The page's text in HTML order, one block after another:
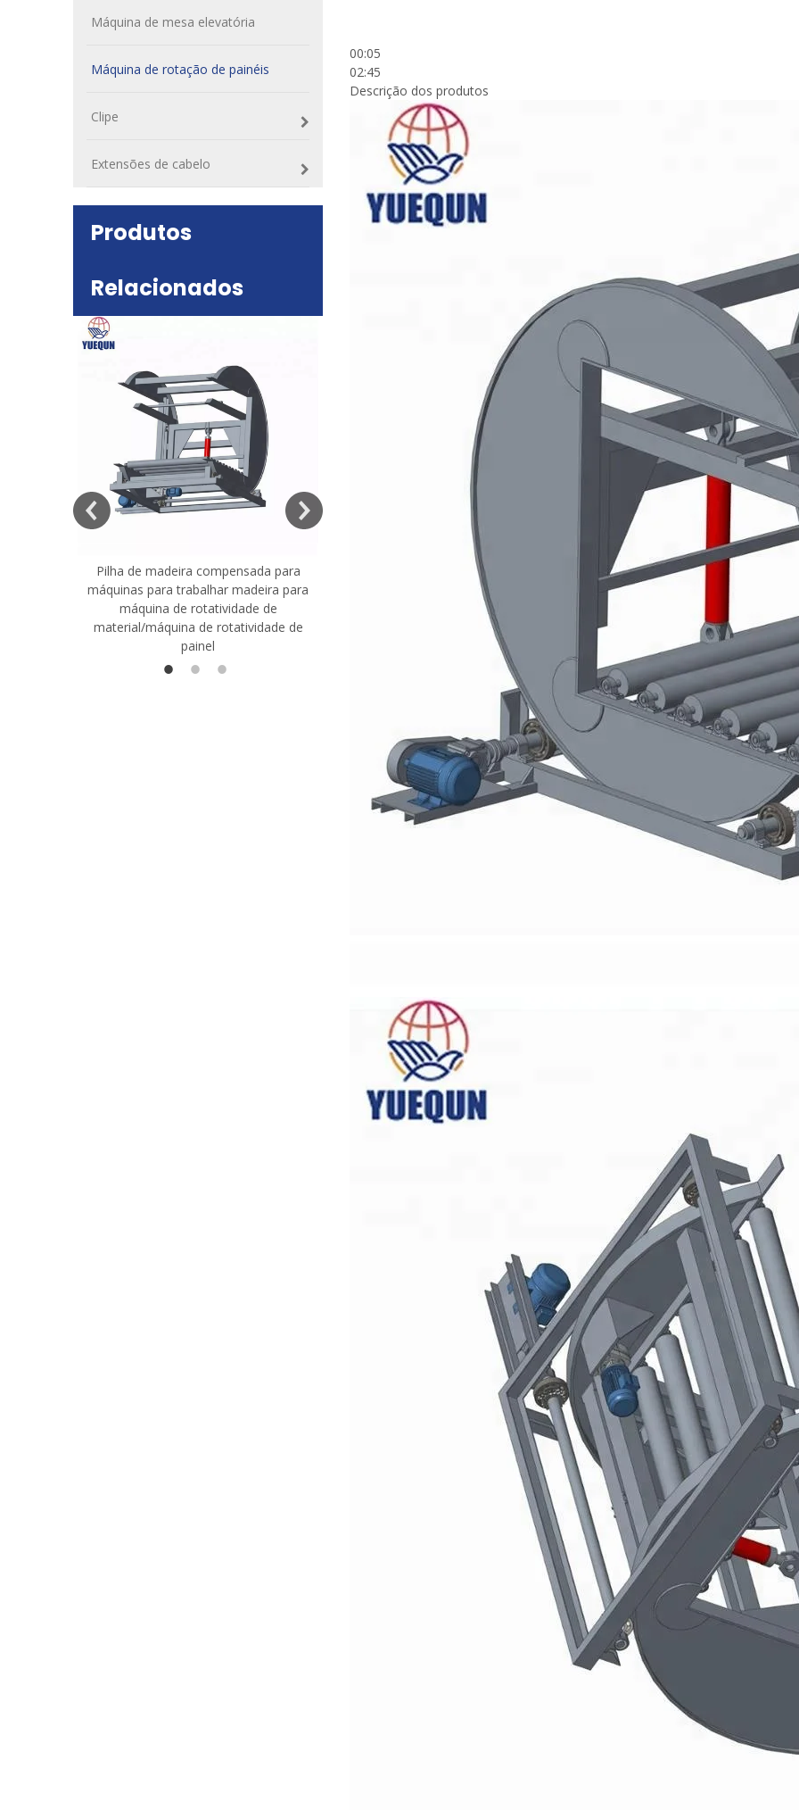
Máquina de mesa elevatória
Máquina de rotação de painéis
Clipe
Extensões de cabelo
Produtos
Relacionados
Pilha de madeira compensada para
máquinas para trabalhar madeira para
máquina de rotatividade de
material/máquina de rotatividade de
painel
Máquina espalhadora de cola para
madeira compensada, rolos de placa de
qualidade muito dura e inquebrável,
1400/2720mm, fornecida com 2000kg
Máquina para fazer madeira
compensada Máquina de mesa
elevatória
00:05
02:45
Descrição dos produtos